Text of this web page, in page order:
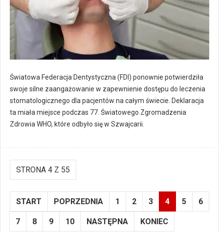
Światowa Federacja Dentystyczna (FDI) ponownie potwierdziła
swoje silne zaangażowanie w zapewnienie dostępu do leczenia
stomatologicznego dla pacjentów na całym świecie. Deklaracja
ta miała miejsce podczas 77. Światowego Zgromadzenia
Zdrowia WHO, które odbyło się w Szwajcarii.
STRONA 4 Z 55
START POPRZEDNIA 1 2 3 4 5 6
7 8 9 10 NASTĘPNA KONIEC